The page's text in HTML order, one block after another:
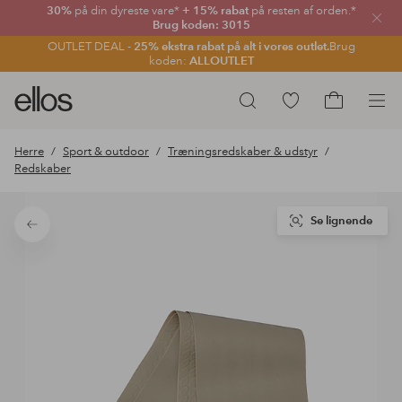
30% på din dyreste vare* + 15% rabatpå resten af orden.*
Brug koden: 3015
OUTLET DEAL - 25% ekstra rabat på alt i vores outlet.Brug
koden: ALLOUTLET
Luk
Søg
Ellos
logo
gå
Gå
favoritmarkerede
produkter
Herre Sport & outdoor
Træningsredskaber & udstyr
Redskaber
Tilbage
Se lignende